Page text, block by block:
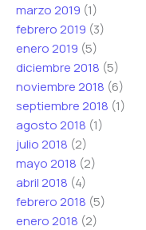
marzo 2019 (1)
febrero 2019 (3)
enero 2019 (5)
diciembre 2018 (5)
noviembre 2018 (6)
septiembre 2018 (1)
agosto 2018 (1)
julio 2018 (2)
mayo 2018 (2)
abril 2018 (4)
febrero 2018 (5)
enero 2018 (2)